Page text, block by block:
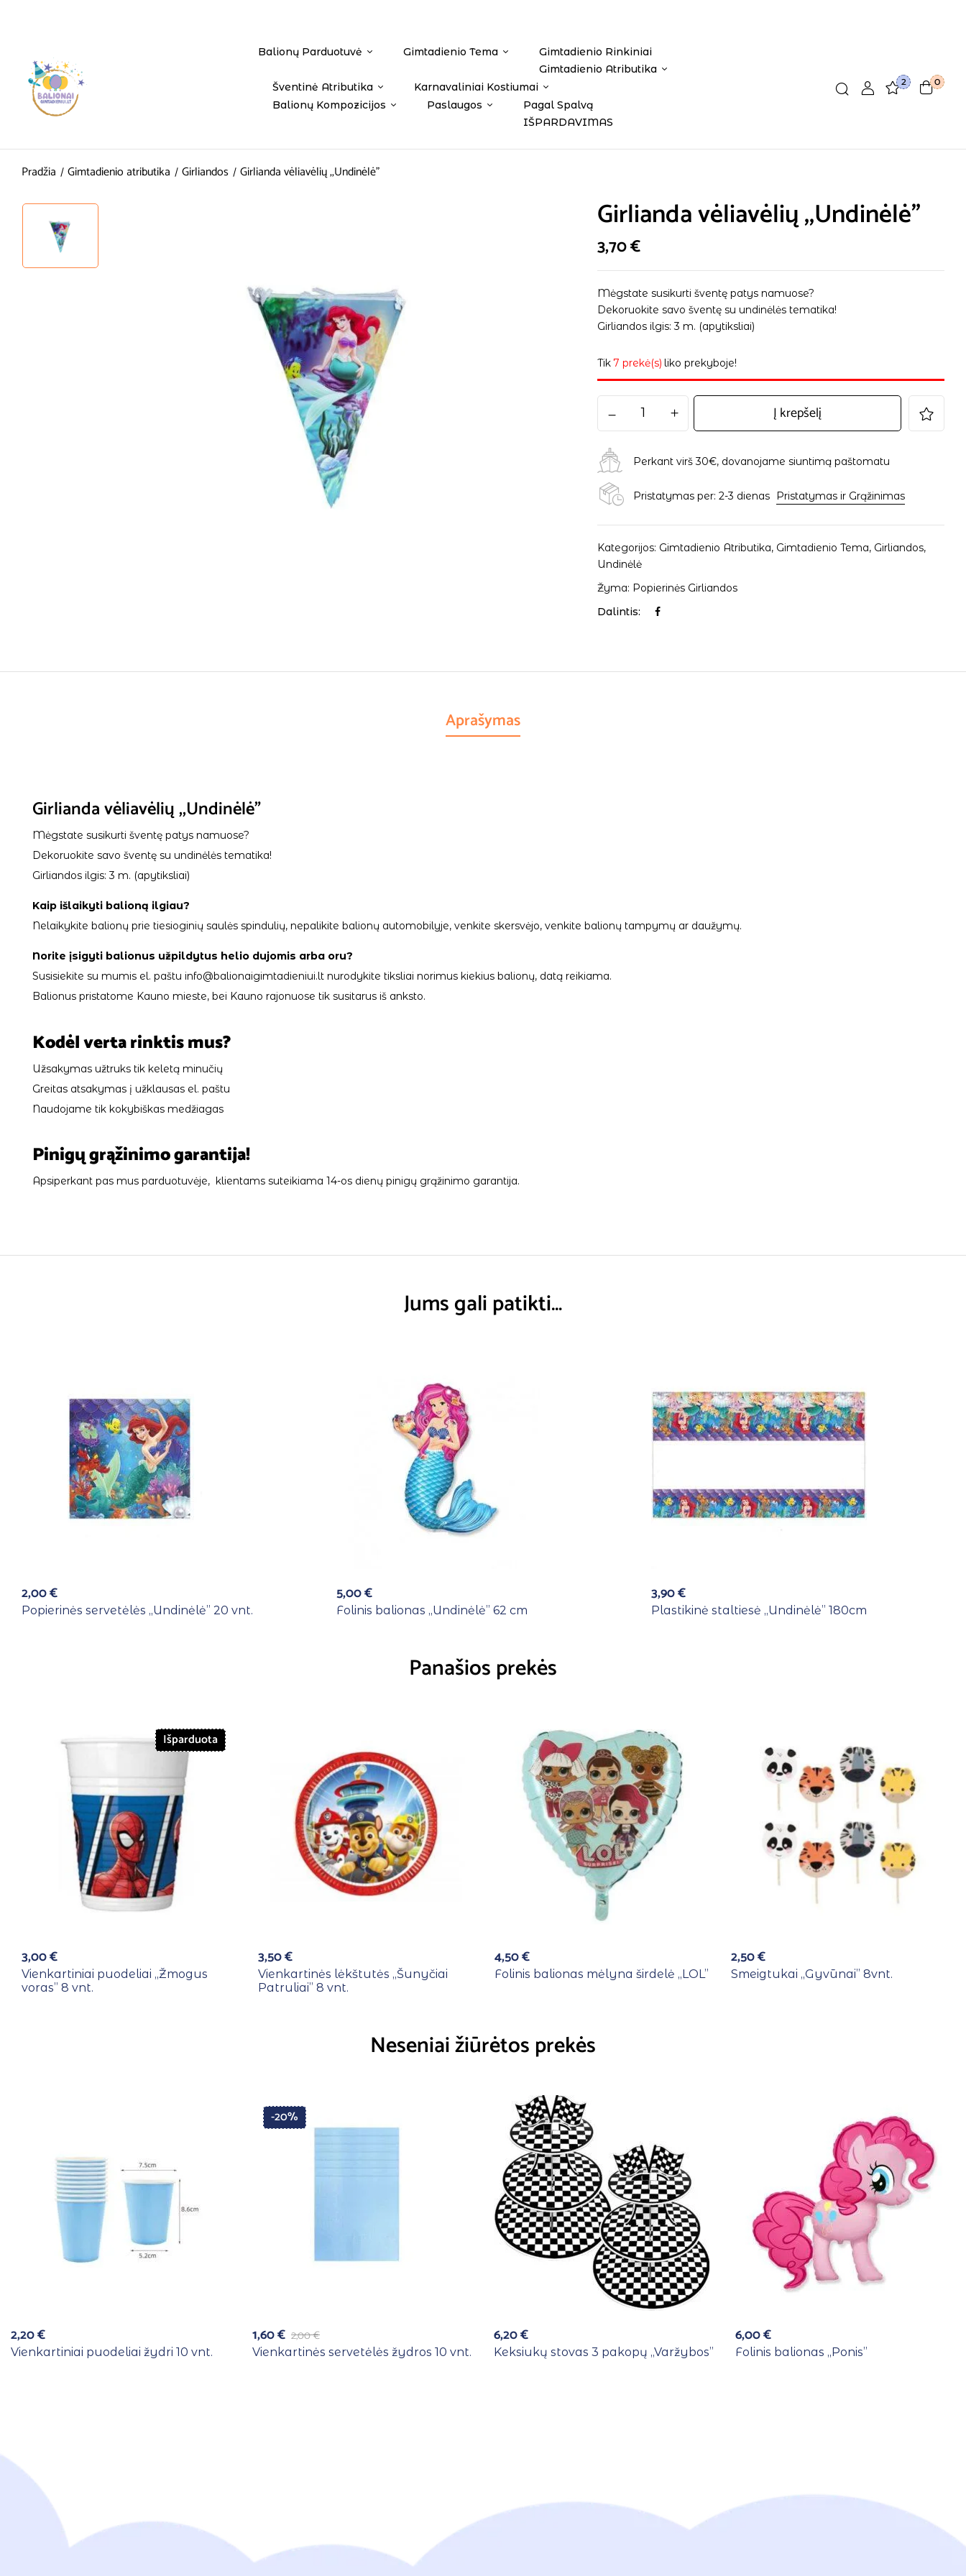
Balionų Parduotuvė Gimtadienio Tema
Gimtadienio Rinkiniai
Gimtadienio Atributika
Šventinė Atributika
Karnavaliniai Kostiumai
Balionų Kompozicijos
Paslaugos
Pagal Spalvą
IŠPARDAVIMAS
2 0
Pradžia Gimtadienio atributika Girliandos Girlianda vėliavėlių ,,Undinėlė”
Girlianda vėliavėlių ,,Undinėlė”
3,70€
Mėgstate susikurti šventę patys namuose?
Dekoruokite savo šventę su undinėlės tematika!
Girliandos ilgis: 3 m. (apytiksliai)
Tik7 prekė(s) liko prekyboje!
Į krepšelį
Perkant virš 30€, dovanojame siuntimą paštomatu
Pristatymas per: 2-3 dienas Pristatymas ir Grąžinimas
Kategorijos: Gimtadienio Atributika, Gimtadienio Tema, Girliandos,
Undinėlė
Žyma: Popierinės Girliandos
Dalintis:
Aprašymas
Girlianda vėliavėlių ,,Undinėlė”
Mėgstate susikurti šventę patys namuose?
Dekoruokite savo šventę su undinėlės tematika!
Girliandos ilgis: 3 m. (apytiksliai)
Kaip išlaikyti balioną ilgiau?
Nelaikykite balionų prie tiesioginių saulės spindulių, nepalikite balionų automobilyje, venkite skersvėjo, venkite balionų tampymų ar daužymų.
Norite įsigyti balionus užpildytus helio dujomis arba oru?
Susisiekite su mumis el. paštu info@balionaigimtadieniui.lt nurodykite tiksliai norimus kiekius balionų, datą reikiama.
Balionus pristatome Kauno mieste, bei Kauno rajonuose tik susitarus iš anksto.
Kodėl verta rinktis mus?
Užsakymas užtruks tik keletą minučių
Greitas atsakymas į užklausas el. paštu
Naudojame tik kokybiškas medžiagas
Pinigų grąžinimo garantija!
Apsiperkant pas mus parduotuvėje, klientams suteikiama 14-os dienų pinigų grąžinimo garantija.
Jums gali patikti…
2,00€
Popierinės servetėlės ,,Undinėlė” 20 vnt.
5,00€
Folinis balionas ,,Undinėlė” 62 cm
3,90€
Plastikinė staltiesė ,,Undinėlė” 180cm
Panašios prekės
Išparduota
3,00€
Vienkartiniai puodeliai ,,Žmogus
voras” 8 vnt.
3,50€
Vienkartinės lėkštutės ,,Šunyčiai
Patruliai” 8 vnt.
4,50€
Folinis balionas mėlyna širdelė ,,LOL”
2,50€
Smeigtukai ,,Gyvūnai” 8vnt.
Neseniai žiūrėtos prekės
2,20€
Vienkartiniai puodeliai žydri 10 vnt.
-20%
2,00€
1,60€
Vienkartinės servetėlės žydros 10 vnt.
6,20€
Keksiukų stovas 3 pakopų ,,Varžybos”
6,00€
Folinis balionas ,,Ponis”